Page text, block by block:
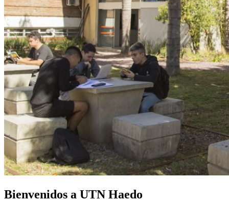
Bienvenidos a UTN Haedo